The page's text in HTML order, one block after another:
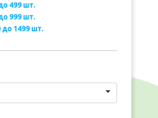
499 шт.
999 шт.
до 1499 шт.